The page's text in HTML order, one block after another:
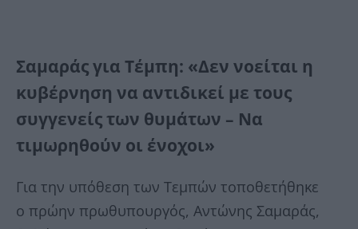
Σαμαράς για Τέμπη: «Δεν νοείται η
κυβέρνηση να αντιδικεί με τους
συγγενείς των θυμάτων – Να
τιμωρηθούν οι ένοχοι»
Για την υπόθεση των Τεμπών τοποθετήθηκε
ο πρώην πρωθυπουργός, Αντώνης Σαμαράς,